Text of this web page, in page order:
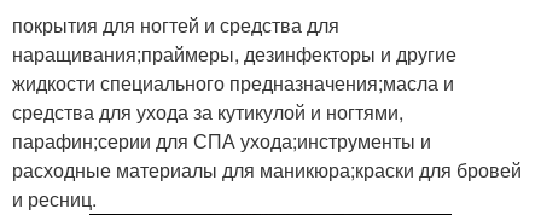
покрытия для ногтей и средства для
наращивания;праймеры, дезинфекторы и другие
жидкости специального предназначения;масла и
средства для ухода за кутикулой и ногтями,
парафин;серии для СПА ухода;инструменты и
расходные материалы для маникюра;краски для бровей
и ресниц.